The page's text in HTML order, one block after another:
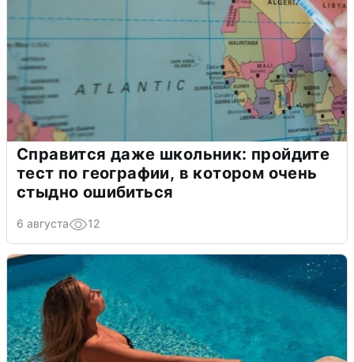
Справится даже школьник: пройдите
тест по географии, в котором очень
стыдно ошибиться
6 августа 12